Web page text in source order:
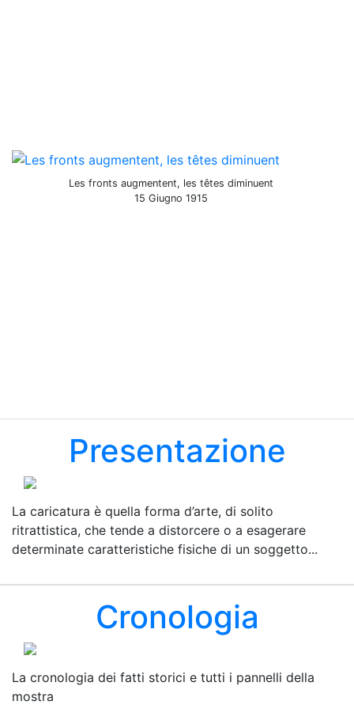
Les fronts augmentent, les têtes diminuent
15 Giugno 1915
Presentazione
La caricatura è quella forma d’arte, di solito
ritrattistica, che tende a distorcere o a esagerare
determinate caratteristiche fisiche di un soggetto...
Cronologia
La cronologia dei fatti storici e tutti i pannelli della
mostra